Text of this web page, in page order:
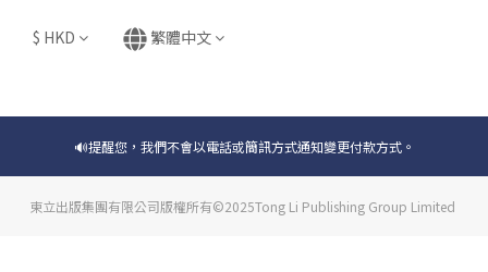
$ HKD 繁體中文
🔊提醒您，我們不會以電話或簡訊方式通知變更付款方式。
東立出版集團有限公司版權所有©2025Tong Li Publishing Group Limited